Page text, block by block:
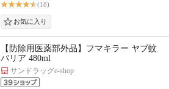
(18)
【防除用医薬部外品】フマキラー ヤブ蚊
バリア 480ml
サンドラッグe-shop